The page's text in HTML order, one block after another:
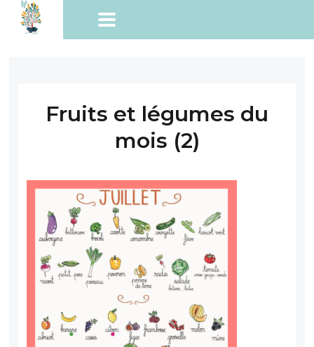
Fruits et légumes du
mois (2)